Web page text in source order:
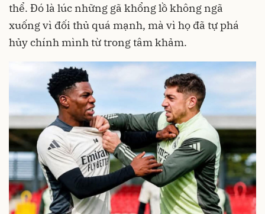
thể. Đó là lúc những gã khổng lồ không ngã
xuống vì đối thủ quá mạnh, mà vì họ đã tự phá
hủy chính mình từ trong tâm khảm.